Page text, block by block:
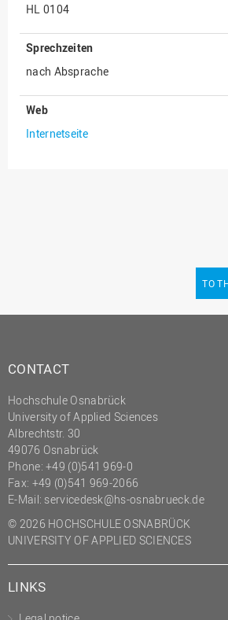
Kommunikation und
Marketing
LearningCenter
Personal
Personalentwicklung
Studium und Lehre
Transfer- und
Innovationsmanagement
HL 0104
Sprechzeiten
nach Absprache
Web
Internetseite
TO
CONTACT
Hochschule Osnabrück
University of Applied Sciences
Albrechtstr. 30
49076 Osnabrück
Phone: +49 (0)541 969-0
Fax: +49 (0)541 969-2066
E-Mail: servicedesk@hs-osnabrueck.de
© 2026 HOCHSCHULE OSNABRÜCK
UNIVERSITY OF APPLIED SCIENCES
LINKS